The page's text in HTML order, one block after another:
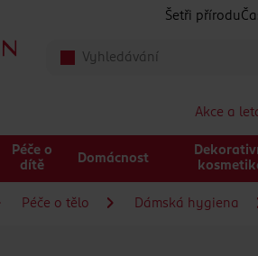
Šetři přírodu
Akce a
Péče o
dítě
Domácnost
Péče o tělo Dámská hygiena